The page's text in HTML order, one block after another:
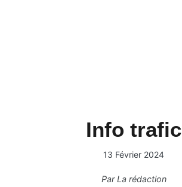
Info trafic
13 Février 2024
ParLa rédaction